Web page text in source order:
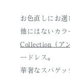
お色直しにお選
他にはないカラ
Collection（ア
ードレス。
華奢なスパゲッ